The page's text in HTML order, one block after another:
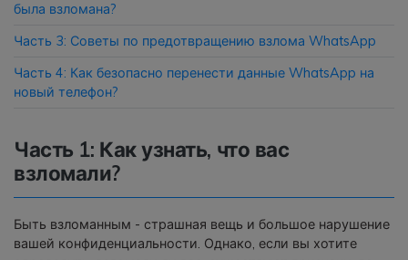
устройствами.
была взломана?
Часть 3: Советы по предотвращению взлома WhatsApp
Часть 4: Как безопасно перенести данные WhatsApp на
новый телефон?
Часть 1: Как узнать, что вас
взломали?
Быть взломанным - страшная вещь и большое нарушение
вашей конфиденциальности. Однако, если вы хотите